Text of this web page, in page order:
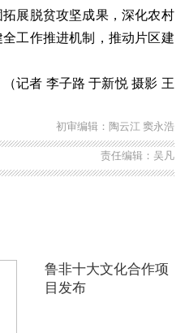
展脱贫攻坚成果，深化农村
工作推进机制，推动片区建
者 李子路 于新悦 摄影 王
初审编辑：陶云江 窦永浩
责任编辑：吴凡
鲁非十大文化合作项
目发布